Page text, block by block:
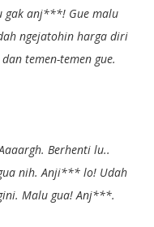
gak anj***! Gue malu
ngejatohin harga diri
temen-temen gue.
Berhenti lu..
nih. Anji*** lo! Udah
Malu gua! Anj***.